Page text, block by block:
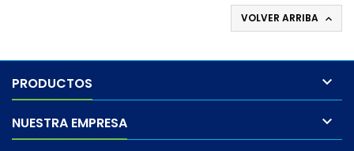
VOLVER ARRIBA 
PRODUCTOS 
NUESTRA EMPRESA 